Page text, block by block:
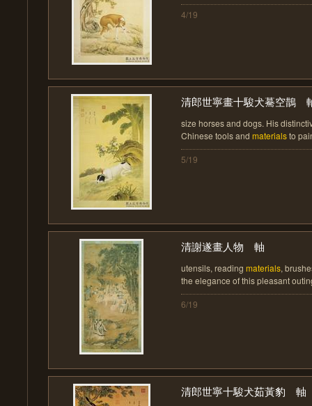
4/19
清郎世寧畫十駿犬驀空鵲
size horses and dogs. His
Chinese tools and materialsto
5/19
清謝遂畫人物 軸
utensils, reading materials,
the elegance of this pleasant
6/19
清郎世寧十駿犬茹黃豹 軸